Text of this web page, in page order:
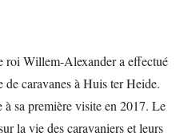
roi Willem-Alexander a effectué
caravanes à Huis ter Heide.
sa première visite en 2017. Le
la vie des caravaniers et leurs